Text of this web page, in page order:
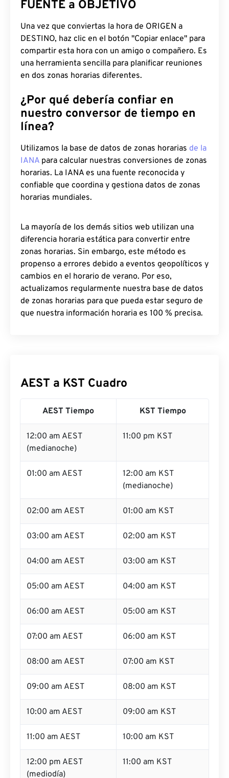
FUENTE a OBJETIVO
Una vez que conviertas la hora de ORIGEN a
DESTINO, haz clic en el botón "Copiar enlace" para
compartir esta hora con un amigo o compañero. Es
una herramienta sencilla para planificar reuniones
en dos zonas horarias diferentes.
¿Por qué debería confiar en
nuestro conversor de tiempo en
línea?
Utilizamos la base de datos de zonas horarias de la
IANA para calcular nuestras conversiones de zonas
horarias. La IANA es una fuente reconocida y
confiable que coordina y gestiona datos de zonas
horarias mundiales.
La mayoría de los demás sitios web utilizan una
diferencia horaria estática para convertir entre
zonas horarias. Sin embargo, este método es
propenso a errores debido a eventos geopolíticos y
cambios en el horario de verano. Por eso,
actualizamos regularmente nuestra base de datos
de zonas horarias para que pueda estar seguro de
que nuestra información horaria es 100 % precisa.
AEST a KST Cuadro
AEST Tiempo KST Tiempo
12:00 am AEST
(medianoche)
11:00 pm KST
01:00 am AEST
12:00 am KST
(medianoche)
02:00 am AEST 01:00 am KST
03:00 am AEST 02:00 am KST
04:00 am AEST 03:00 am KST
05:00 am AEST 04:00 am KST
06:00 am AEST 05:00 am KST
07:00 am AEST 06:00 am KST
08:00 am AEST 07:00 am KST
09:00 am AEST 08:00 am KST
10:00 am AEST 09:00 am KST
11:00 am AEST 10:00 am KST
12:00 pm AEST
(mediodía)
11:00 am KST